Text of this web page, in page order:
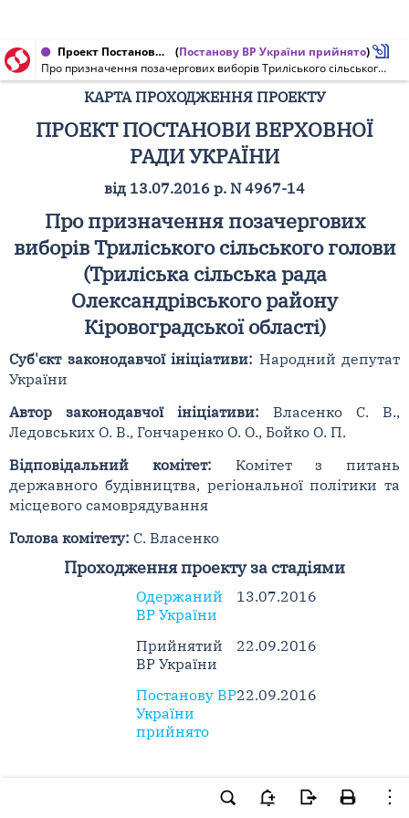
Проект Постанови Верховної Ради України від 22.09.2016 № 4967-14 (Постанову ВР України прийнято)
Про призначення позачергових виборів Триліського сільського голови (Триліська сільська рада Олександрівського району Кіровоградської області)